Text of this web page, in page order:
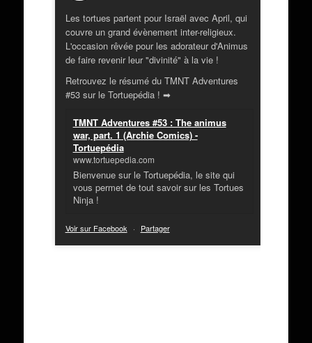
Les tortues partent pour Israël avec April, qui
couvre un grand évènement inter-religieux.
L'occasion rêvée pour les adorateur d'Animus
de faire revenir leur "divinité" à la vie !
Retrouvez le résumé du TMNT Adventures
#53 sur le Tortuepédia ! ➡
TMNT Adventures #53 : The animus
war, part. 1 (Archie Comics) -
Tortuepédia
www.tortuepedia.com
Bienvenue sur le Tortuepédia, le site qui
vous permet de tout savoir sur les Tortues
Ninja !
Voir sur Facebook · Partager